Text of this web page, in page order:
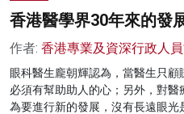
香港醫學界30年來的發
作者: 香港專業及資深行政人
眼科醫生龐朝輝認為，當醫生只顧
必須有幫助助人的心；另外，對
為要進行新的發展，沒有長遠眼光